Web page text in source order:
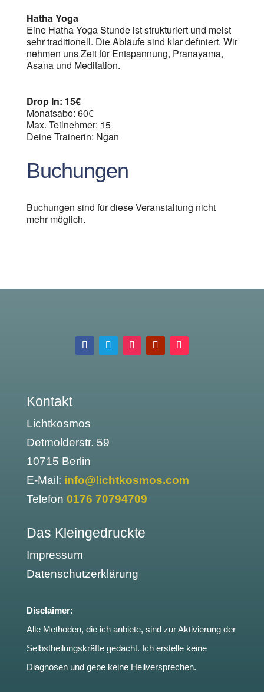
Hatha Yoga
Eine Hatha Yoga Stunde ist strukturiert und meist
sehr traditionell. Die Abläufe sind klar definiert. Wir
nehmen uns Zeit für Entspannung, Pranayama,
Asana und Meditation.
Drop In: 15€
Monatsabo: 60€
Max. Teilnehmer: 15
Deine Trainerin: Ngan
Buchungen
Buchungen sind für diese Veranstaltung nicht
mehr möglich.
Kontakt
Lichtkosmos
Detmolderstr. 59
10715 Berlin
E-Mail: info@lichtkosmos.com
Telefon 0176 70794709
Das Kleingedruckte
Impressum
Datenschutzerklärung
Disclaimer:
Alle Methoden, die ich anbiete, sind zur Aktivierung der
Selbstheilungskräfte gedacht. Ich erstelle keine
Diagnosen und gebe keine Heilversprechen.